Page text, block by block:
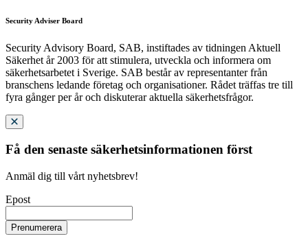
Security Adviser Board
Security Advisory Board, SAB, instiftades av tidningen Aktuell
Säkerhet år 2003 för att stimulera, utveckla och informera om
säkerhetsarbetet i Sverige. SAB består av representanter från
branschens ledande företag och organisationer. Rådet träffas tre till
fyra gånger per år och diskuterar aktuella säkerhetsfrågor.
Få den senaste säkerhetsinformationen först
Anmäl dig till vårt nyhetsbrev!
Epost
Prenumerera